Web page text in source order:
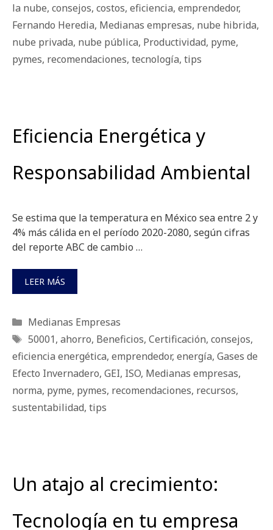
la nube, consejos, costos, eficiencia, emprendedor,
Fernando Heredia, Medianas empresas, nube hibrida,
nube privada, nube pública, Productividad, pyme,
pymes, recomendaciones, tecnología, tips
Eficiencia Energética y
Responsabilidad Ambiental
Se estima que la temperatura en México sea entre 2 y
4% más cálida en el período 2020-2080, según cifras
del reporte ABC de cambio …
LEER MÁS
Categorías
Medianas Empresas
Etiquetas
50001, ahorro, Beneficios, Certificación, consejos,
eficiencia energética, emprendedor, energía, Gases de
Efecto Invernadero, GEI, ISO, Medianas empresas,
norma, pyme, pymes, recomendaciones, recursos,
sustentabilidad, tips
Un atajo al crecimiento:
Tecnología en tu empresa